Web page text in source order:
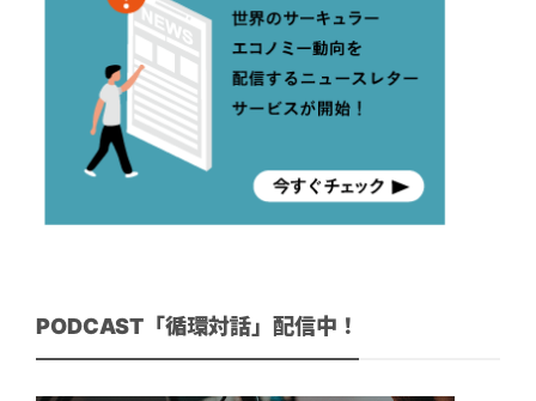
PODCAST「循環対話」配信中！